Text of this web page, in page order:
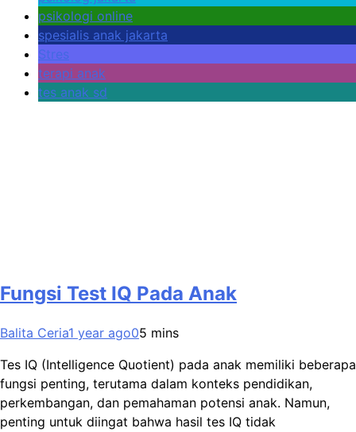
psikologi online
spesialis anak jakarta
Stres
terapi anak
tes anak sd
Fungsi Test IQ Pada Anak
Balita Ceria1 year ago05 mins
Tes IQ (Intelligence Quotient) pada anak memiliki beberapa
fungsi penting, terutama dalam konteks pendidikan,
perkembangan, dan pemahaman potensi anak. Namun,
penting untuk diingat bahwa hasil tes IQ tidak